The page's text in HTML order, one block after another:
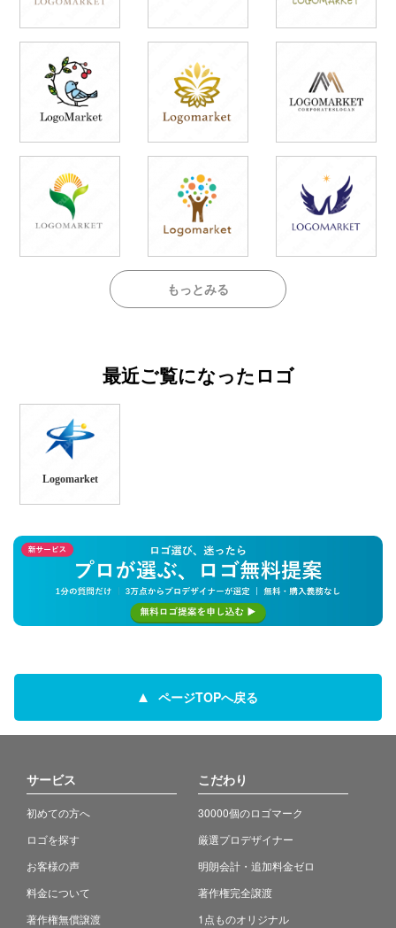
もっとみる
最近ご覧になったロゴ
Logomarket
ページTOPへ戻る
サービス
初めての方へ
ロゴを探す
お客様の声
料金について
著作権無償譲渡
こだわり
30000個のロゴマーク
厳選プロデザイナー
明朗会計・追加料金ゼロ
著作権完全譲渡
1点ものオリジナル